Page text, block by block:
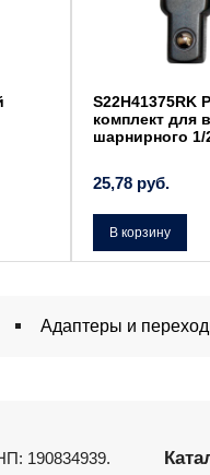
S22H41375RK
комплект для
шарнирного 1/
25,78 руб.
В корзину
Адаптеры и
190834939.